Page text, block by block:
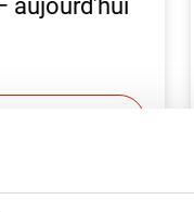
aujourd’hui